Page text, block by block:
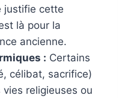
justifie cette
là pour la
ancienne.
: Certains
célibat, sacrifice)
vies religieuses ou